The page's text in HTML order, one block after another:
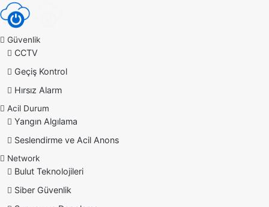
Güvenlik
CCTV
Geçiş Kontrol
Hırsız Alarm
Acil Durum
Yangın Algılama
Seslendirme ve Acil Anons
Network
Bulut Teknolojileri
Siber Güvenlik